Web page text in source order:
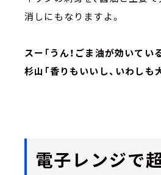
消しにもなりますよ。
スー「うん！ごま油が効いてい
杉山「香りもいいし、いわしも
電子レンジで